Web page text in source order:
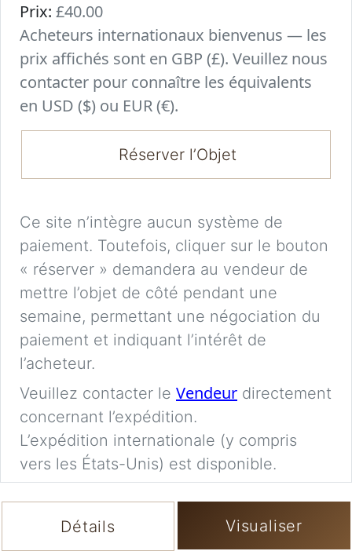
Prix: £40.00
Acheteurs internationaux bienvenus — les
prix affichés sont en GBP (£). Veuillez nous
contacter pour connaître les équivalents
en USD ($) ou EUR (€).
Réserver l’Objet
Ce site n’intègre aucun système de
paiement. Toutefois, cliquer sur le bouton
« réserver » demandera au vendeur de
mettre l’objet de côté pendant une
semaine, permettant une négociation du
paiement et indiquant l’intérêt de
l’acheteur.
Veuillez contacter le Vendeur directement
concernant l’expédition.
L’expédition internationale (y compris
vers les États-Unis) est disponible.
Détails Visualiser